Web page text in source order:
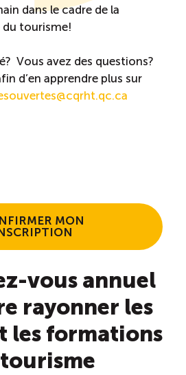
étrangers
formations
EMERIT
de travail (PAMT)
compétences (RCMO)
dans le cadre de la
du tourisme!
Vous avez des questions?
d’en apprendre plus sur
MON
vous annuel
rayonner les
les formations